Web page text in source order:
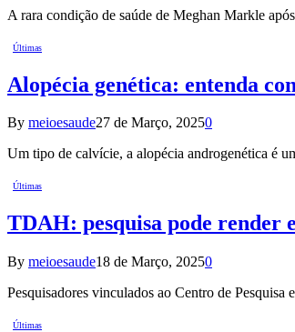
A rara condição de saúde de Meghan Markle
Últimas
Alopécia genética: entenda
By meioesaude27 de Março, 20250
Um tipo de calvície, a alopécia androgenética é
Últimas
TDAH: pesquisa pode render
By meioesaude18 de Março, 20250
Pesquisadores vinculados ao Centro de
Últimas